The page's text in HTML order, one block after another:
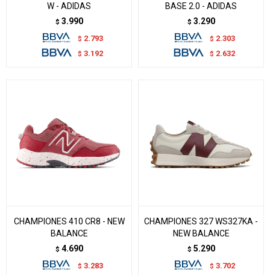
W - ADIDAS
$ 3.990
$ 2.793
$ 3.192
BASE 2.0 - ADIDAS
$ 3.290
$ 2.303
$ 2.632
CHAMPIONES 410 CR8 - NEW
BALANCE
$ 4.690
$ 3.283
CHAMPIONES 327 WS327KA -
NEW BALANCE
$ 5.290
$ 3.702